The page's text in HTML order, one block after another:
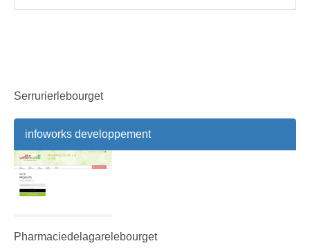
Serrurierlebourget
infoworks developpement
Pharmaciedelagarelebourget